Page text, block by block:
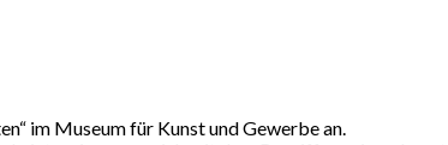
im Museum für Kunst und Gewerbe an.